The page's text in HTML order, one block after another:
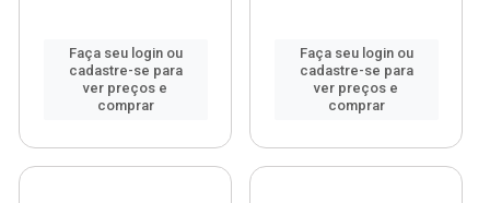
Faça seu login ou
cadastre-se para
ver preços e
comprar
Faça seu login ou
cadastre-se para
ver preços e
comprar